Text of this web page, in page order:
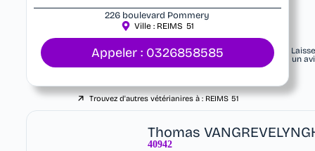
226 boulevard Pommery
Ville : REIMS 51
Appeler : 0326858585
un
Trouvez d'autres vétérianires à : REIMS 51
Thomas
40942